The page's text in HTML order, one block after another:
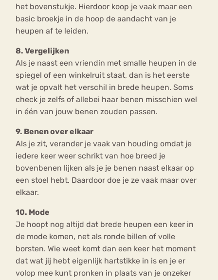
het bovenstukje. Hierdoor koop je vaak maar een
basic broekje in de hoop de aandacht van je
heupen af te leiden.
8. Vergelijken
Als je naast een vriendin met smalle heupen in de
spiegel of een winkelruit staat, dan is het eerste
wat je opvalt het verschil in brede heupen. Soms
check je zelfs of allebei haar benen misschien wel
in één van jouw benen zouden passen.
9. Benen over elkaar
Als je zit, verander je vaak van houding omdat je
iedere keer weer schrikt van hoe breed je
bovenbenen lijken als je je benen naast elkaar op
een stoel hebt. Daardoor doe je ze vaak maar over
elkaar.
10. Mode
Je hoopt nog altijd dat brede heupen een keer in
de mode komen, net als ronde billen of volle
borsten. Wie weet komt dan een keer het moment
dat wat jij hebt eigenlijk hartstikke in is en je er
volop mee kunt pronken in plaats van je onzeker